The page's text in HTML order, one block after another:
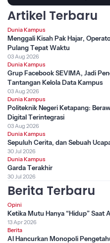
Artikel Terbaru
Dunia Kampus
Menggali Kisah Pak Hajar,
Pulang Tepat Waktu
03 Aug 2026
Dunia Kampus
Grup Facebook SEVIMA, Jadi
Tantangan Kelola Data Kampus
03 Aug 2026
Dunia Kampus
Politeknik Negeri Ketapang:
Digital Terintegrasi
03 Aug 2026
Dunia Kampus
Sepuluh Cerita, dan Sebuah
30 Jul 2026
Dunia Kampus
Garda Terakhir
30 Jul 2026
Berita Terbaru
Opini
Ketika Mutu Hanya “Hidup” Saat
13 Apr 2026
Berita
AI Hancurkan Monopoli